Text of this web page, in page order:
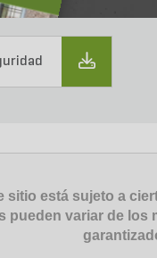
sitio está sujeto a
pueden variar de